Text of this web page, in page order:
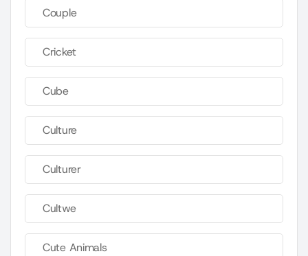
Couple
Cricket
Cube
Culture
Culturer
Cultwe
Cute Animals